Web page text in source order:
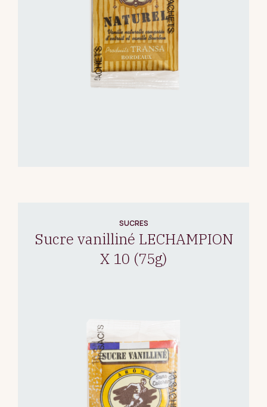
SUCRES
Sucre vanilliné LECHAMPION
X 10 (75g)